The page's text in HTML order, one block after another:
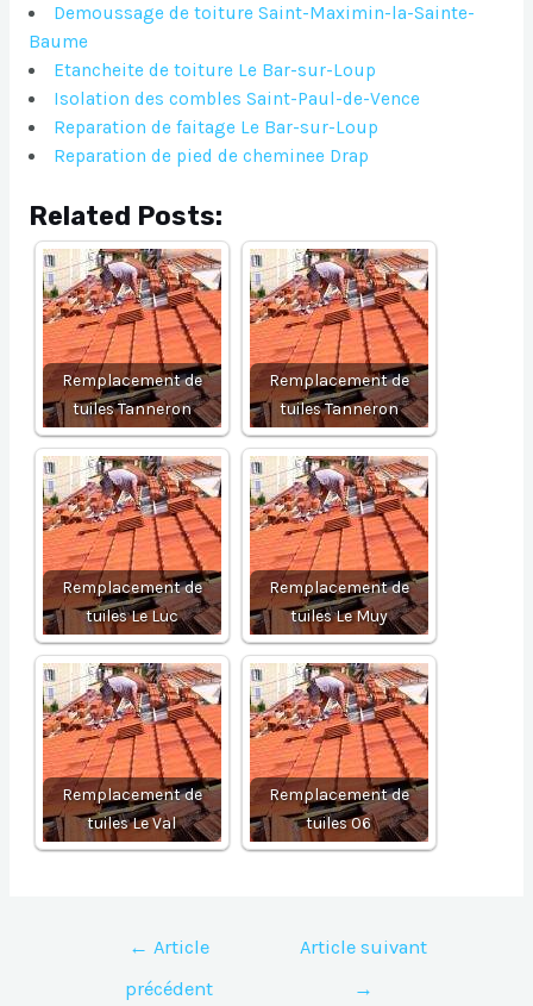
Demoussage de toiture Saint-Maximin-la-Sainte-
Baume
Etancheite de toiture Le Bar-sur-Loup
Isolation des combles Saint-Paul-de-Vence
Reparation de faitage Le Bar-sur-Loup
Reparation de pied de cheminee Drap
Related Posts:
Remplacement de
tuiles Tanneron
Remplacement de
tuiles Tanneron
Remplacement de
tuiles Le Luc
Remplacement de
tuiles Le Muy
Remplacement de
tuiles Le Val
Remplacement de
tuiles 06
Navigation
l’article
← Article
précédent
Article suivant
→